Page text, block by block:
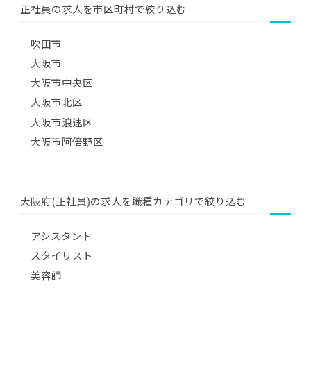
正社員の求人を市区町村で絞り込む
吹田市
大阪市
大阪市中央区
大阪市北区
大阪市浪速区
大阪市阿倍野区
大阪府(正社員)の求人を職種カテゴリで絞り込む
アシスタント
スタイリスト
美容師